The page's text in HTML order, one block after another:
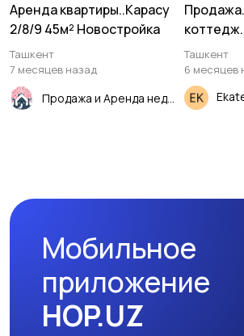
Аренда квартиры..Карасу
2/8/9 45м² Новостройка
Ташкент
7 месяцев назад
район. 2
Ташкент
6 месяцев
Мобильное
приложение
HOP.UZ